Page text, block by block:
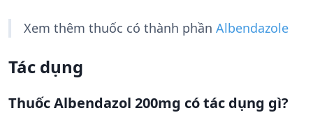
Xem thêm thuốc có thành phần Albendazole
Tác dụng
Thuốc Albendazol 200mg có tác dụng gì?